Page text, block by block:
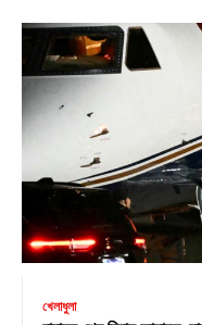
খেলাধুলা